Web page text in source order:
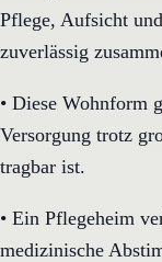
Pflege, Aufsicht
zuverlässig
• Diese Wohnform
Versorgung trotz
tragbar ist.
• Ein Pflegeheim
medizinische